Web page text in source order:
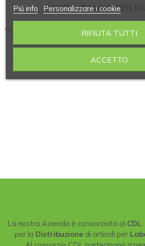
PINZE A RAGNO PER
Contiene 2 articoli
La nostra Azienda è consorziata al CDL
per la Distribuzione di articoli per
Piú info Personalizzare i cookie
RIFIUTA TUTTI
ACCETTO